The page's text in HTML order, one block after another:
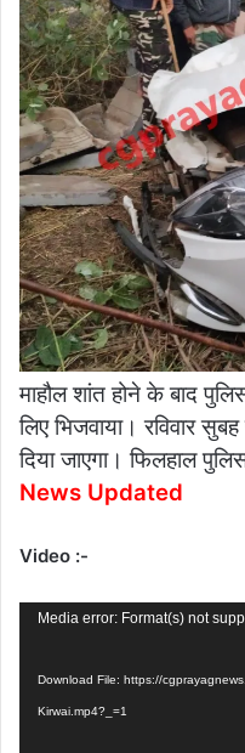
माहौल शांत होने के बाद
लिए भिजवाया। रविवार
दिया जाएगा। फिलहाल
News Updated
Video :-
Video
Media error: Format(s) not
Download File: https://
Kirwai.mp4?_=1